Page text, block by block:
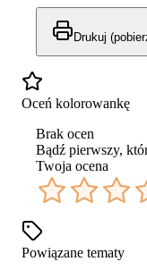
Drukuj
Oceń kolorowankę
Brak ocen
Bądź pierwszy,
Twoja ocena
Powiązane tematy